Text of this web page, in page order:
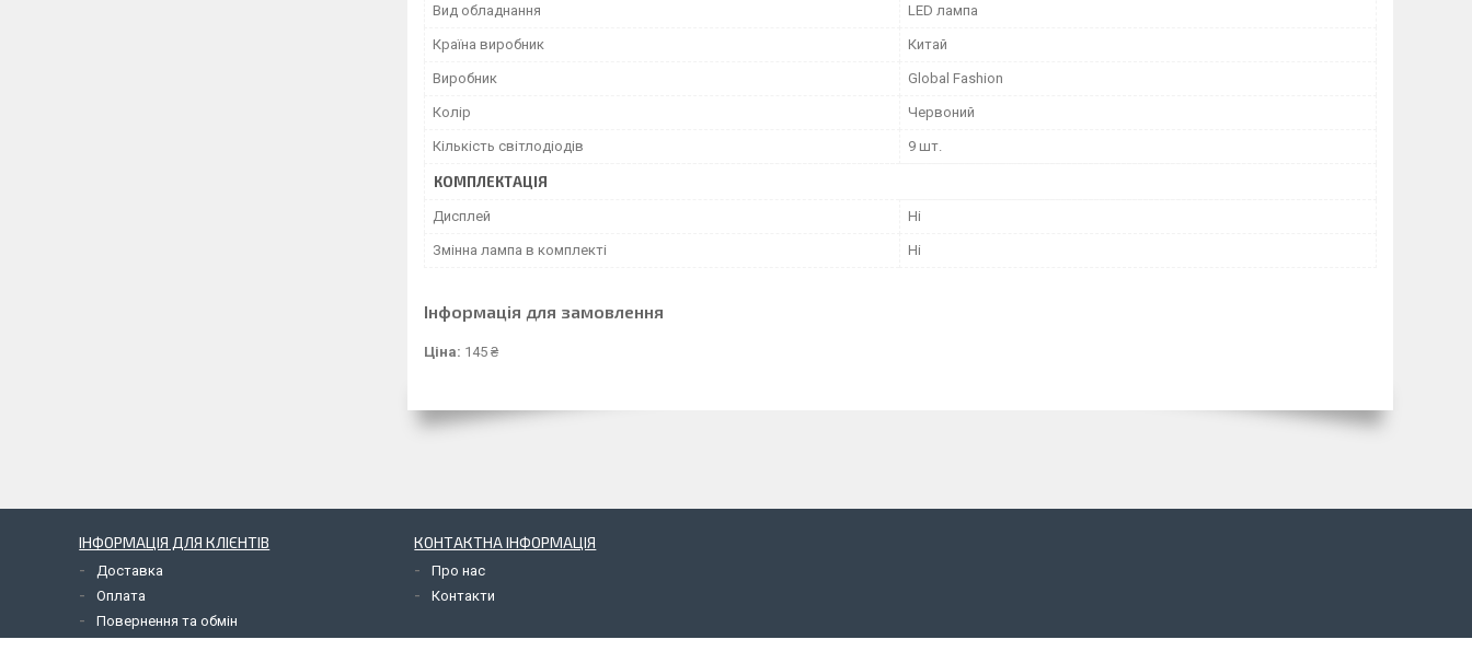
Вид обладнання LED лампа
Країна виробник Китай
Виробник Global Fashion
Колір Червоний
Кількість світлодіодів 9 шт.
КОМПЛЕКТАЦІЯ
Дисплей Ні
Змінна лампа в комплекті Ні
Інформація для замовлення
Ціна: 145 ₴
ІНФОРМАЦІЯ ДЛЯ КЛІЄНТІВ
Доставка
Оплата
Повернення та обмін
КОНТАКТНА ІНФОРМАЦІЯ
Про нас
Контакти